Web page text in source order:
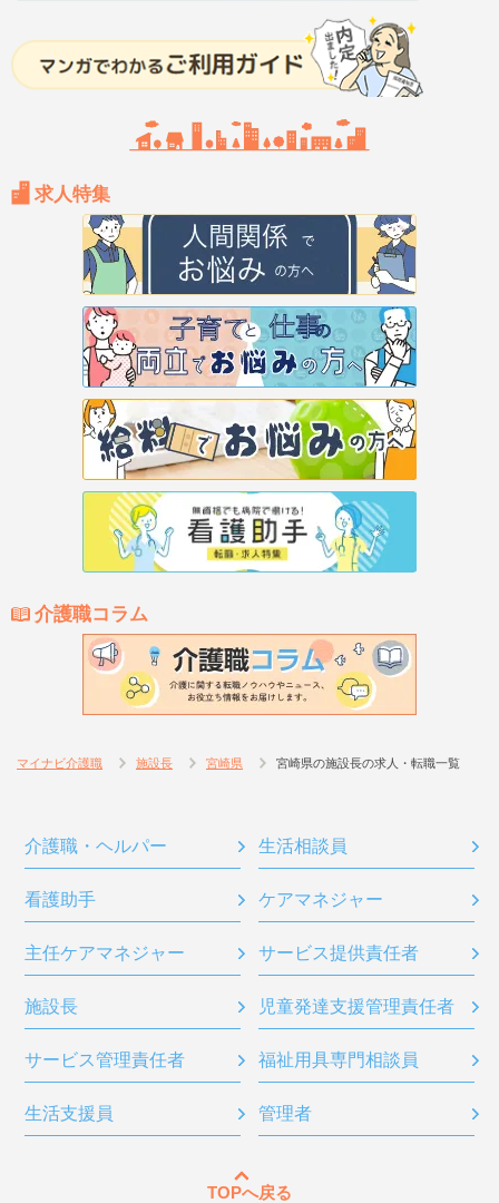
求人特集
介護職コラム
マイナビ介護職 施設長 宮崎県 宮崎県の施設長の求人・転職一覧
介護職・ヘルパー 生活相談員
看護助手 ケアマネジャー
主任ケアマネジャー サービス提供責任者
施設長 児童発達支援管理責任者
サービス管理責任者 福祉用具専門相談員
生活支援員 管理者
TOPへ戻る